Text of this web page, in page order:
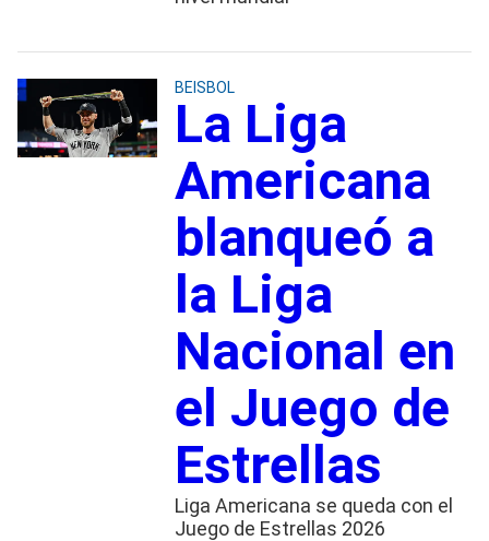
BEISBOL
La Liga
Americana
blanqueó a
la Liga
Nacional en
el Juego de
Estrellas
Liga Americana se queda con el
Juego de Estrellas 2026